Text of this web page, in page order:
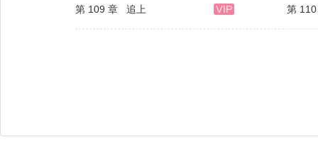
第 109 章 追上 第